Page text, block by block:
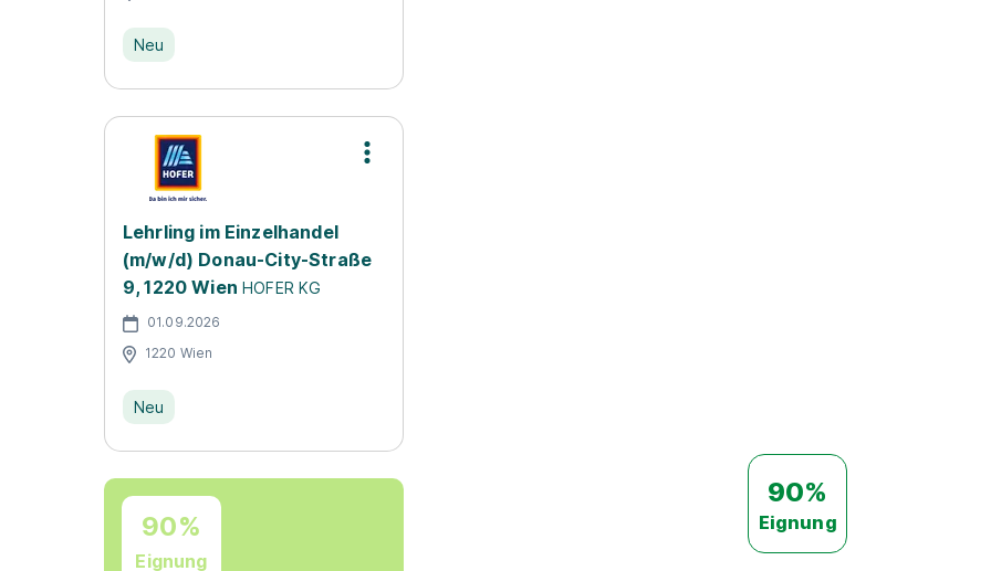
Neu
Lehrling im Einzelhandel
(m/w/d) Donau-City-Straße
9, 1220 Wien HOFER KG
01.09.2026
1220 Wien
Neu
90%
Eignung
90%
Eignung